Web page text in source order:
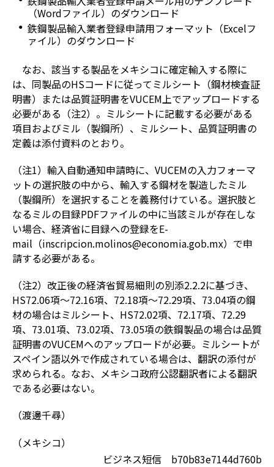
（Wordファイル）のダウンロード
鉄鋼製品輸入業者登録申請用フォーマット（Excelフ
ァイル）のダウンロード
なお、該当する製品をメキシコに確定輸入する際に
は、同製品のHSコードに従ってミルシート（鋼材検査証
明書）または品質証明書をVUCEM上でアップロードする
必要がある（注2）。ミルシートに記載する必要がある
項目およびミル（製鋼所）、ミルシート、品質証明書の
定義は添付資料のとおり。
（注1）輸入自動通知申請時に、VUCEMの入力フォーマ
ットの選択肢の中から、輸入する鋼材を製造したミル
（製鋼所）を選択することを義務付けている。選択肢と
なるミルの目録PDFファイルの中に当該ミルが存在しな
い場合、経済省に目録への登録をE-
mail（inscripcion.molinos@economia.gob.mx）で申
請する必要がある。
（注2）改正後の経済省貿易細則の別添2.2.2に基づき、
HS72.06項～72.16項、72.18項～72.29項、73.04項の鋼
材の場合はミルシート、HS72.02項、72.17項、72.29
項、73.01項、73.02項、73.05項の鉄鋼製品の場合は品質
証明書のVUCEMへのアップロードが必要。ミルシートが
スペイン語以外で作成されている場合は、翻訳の添付が
求められる。なお、メキシコ政府公認翻訳者による翻訳
である必要はない。
（渡邊千尋）
（メキシコ）
ビジネス短信 b70b83e7144d760b